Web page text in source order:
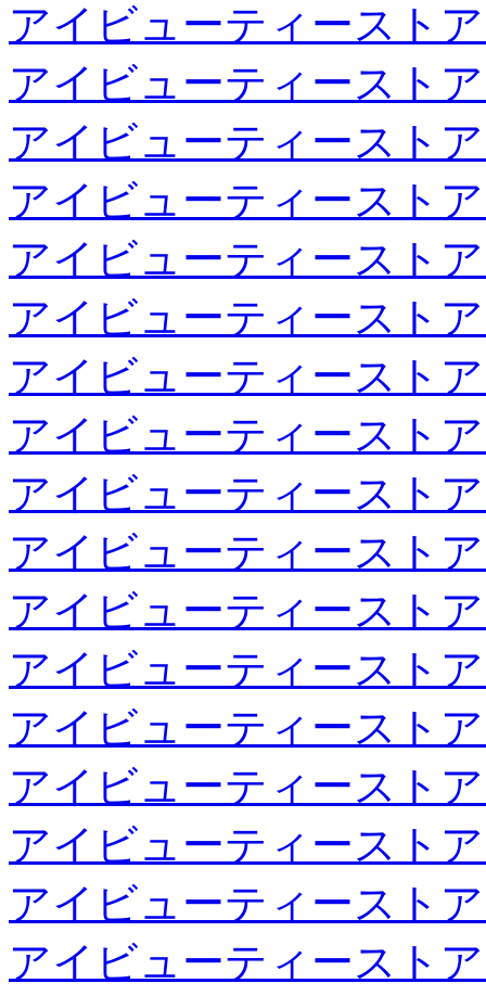
アイビューティースト
アイビューティースト
アイビューティースト
アイビューティースト
アイビューティースト
アイビューティースト
アイビューティースト
アイビューティースト
アイビューティースト
アイビューティースト
アイビューティースト
アイビューティースト
アイビューティースト
アイビューティースト
アイビューティースト
アイビューティースト
アイビューティースト